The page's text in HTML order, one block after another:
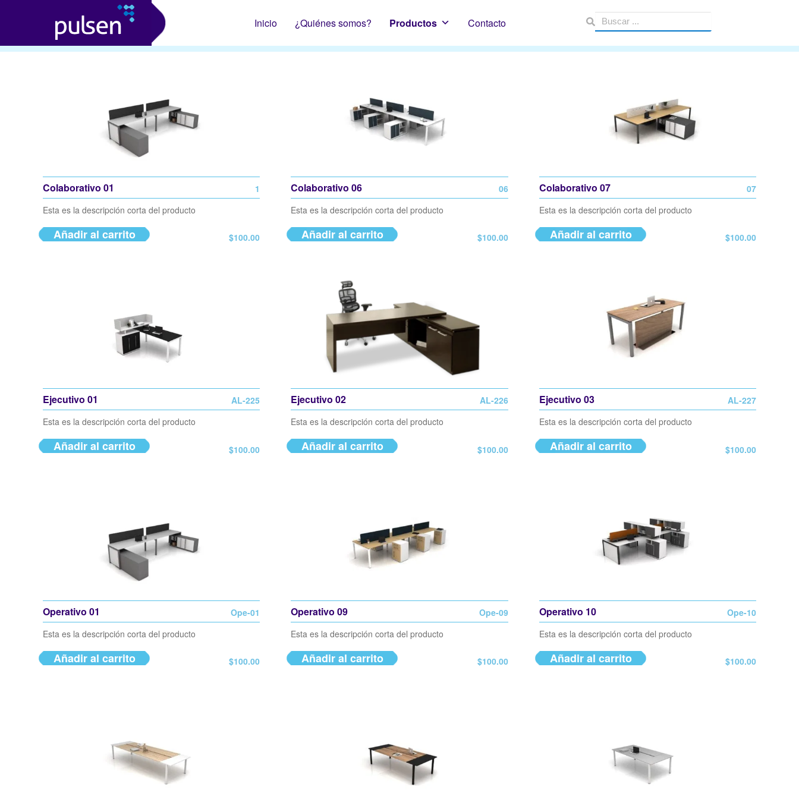
Inicio ¿Quiénes somos? Productos Contacto
Colaborativo 01
$100.00
1
Esta es la descripción corta del producto
Añadir al carrito
Colaborativo 06
$100.00
06
Esta es la descripción corta del producto
Añadir al carrito
Colaborativo 07
$100.00
07
Esta es la descripción corta del producto
Añadir al carrito
Ejecutivo 01
$100.00
AL-225
Esta es la descripción corta del producto
Añadir al carrito
Ejecutivo 02
$100.00
AL-226
Esta es la descripción corta del producto
Añadir al carrito
Ejecutivo 03
$100.00
AL-227
Esta es la descripción corta del producto
Añadir al carrito
Operativo 01
$100.00
Ope-01
Esta es la descripción corta del producto
Añadir al carrito
Operativo 09
$100.00
Ope-09
Esta es la descripción corta del producto
Añadir al carrito
Operativo 10
$100.00
Ope-10
Esta es la descripción corta del producto
Añadir al carrito